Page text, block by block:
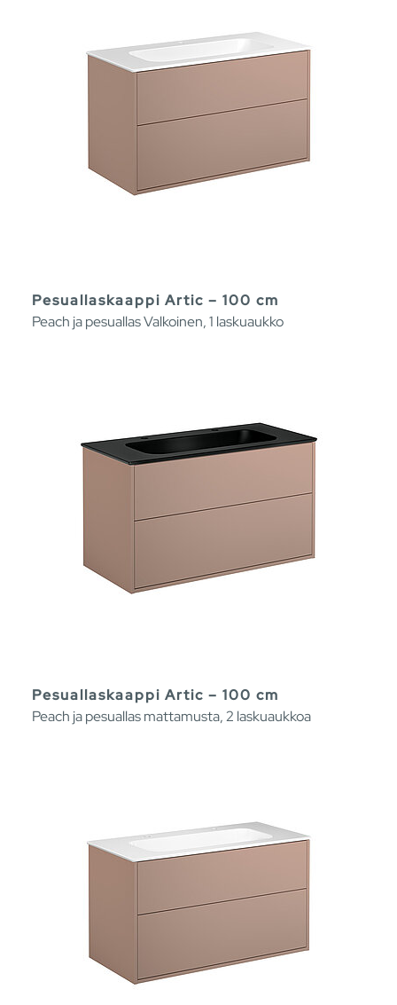
Pesuallaskaappi Artic – 100 cm
Peach ja pesuallas Valkoinen, 1 laskuaukko
Pesuallaskaappi Artic – 100 cm
Peach ja pesuallas mattamusta, 2 laskuaukkoa